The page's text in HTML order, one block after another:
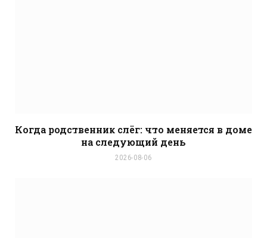
Когда родственник слёг: что меняется в доме
на следующий день
2026-08-06